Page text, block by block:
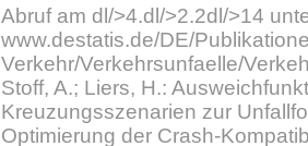
Abruf am dl/>4.dl/>2.2dl/>14
www.destatis.de/DE/
Verkehr/Verkehrsunfaelle/
Stoff, A.; Liers, H.:
Kreuzungsszenarien zur
Optimierung der Crash-